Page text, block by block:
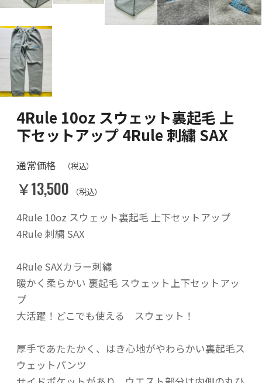
4Rule 10oz スウェット裏起毛 上
下セットアップ 4Rule 刺繍 SAX
通常価格 （税込）
￥13,500 （税込）
4Rule 10oz スウェット裏起毛 上下セットアップ
4Rule 刺繍 SAX
4Rule SAXカラー刺繡
暖かく柔らかい 裏起毛 スウェット上下セットアッ
プ
大活躍！どこでも使える スウェット！
厚手であたたかく、はき心地がやわらかい裏起毛ス
ウェットパンツ